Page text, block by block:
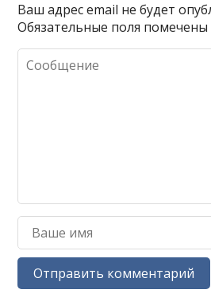
Ваш адрес email не будет
Обязательные поля помечены